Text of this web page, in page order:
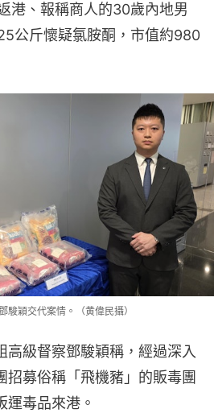
港、報稱商人的30歲內地男
公斤懷疑氯胺酮，市值約980
駿穎交代案情。（黄偉民攝）
高級督察鄧駿穎稱，經過深入
招募俗稱「飛機豬」的販毒團
運毒品來港。